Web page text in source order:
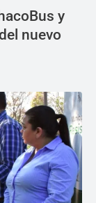
y
nuevo